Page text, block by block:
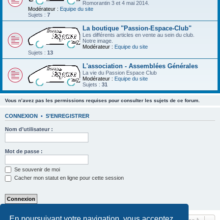
Romorantin 3 et 4 mai 2014.
Modérateur : Equipe du site
Sujets : 7
La boutique "Passion-Espace-Club"
Les différents articles en vente au sein du club.
Notre image.
Modérateur : Equipe du site
Sujets : 13
L'association - Assemblées Générales
La vie du Passion Espace Club
Modérateur : Equipe du site
Sujets : 31
Vous n’avez pas les permissions requises pour consulter les sujets de ce forum.
CONNEXION • S’ENREGISTRER
Nom d’utilisateur :
Mot de passe :
Se souvenir de moi
Cacher mon statut en ligne pour cette session